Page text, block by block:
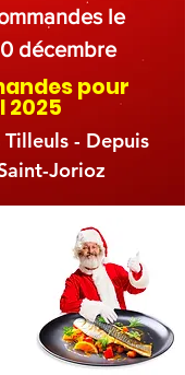
le
décembre
pour
2025
- Depuis
Jorioz